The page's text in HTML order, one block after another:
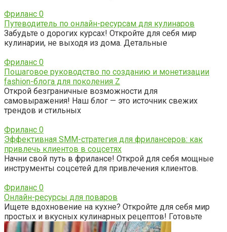
Фриланс 0
Путеводитель по онлайн-ресурсам для кулинаров
Забудьте о дорогих курсах! Откройте для себя мир
кулинарии, не выходя из дома. Детальные
Фриланс 0
Пошаговое руководство по созданию и монетизации
fashion-блога для поколения Z
Открой безграничные возможности для
самовыражения! Наш блог — это источник свежих
трендов и стильных
Фриланс 0
Эффективная SMM-стратегия для фрилансеров: как
привлечь клиентов в соцсетях
Начни свой путь в фрилансе! Открой для себя мощные
инструменты соцсетей для привлечения клиентов.
Фриланс 0
Онлайн-ресурсы для поваров
Ищете вдохновение на кухне? Откройте для себя мир
простых и вкусных кулинарных рецептов! Готовьте